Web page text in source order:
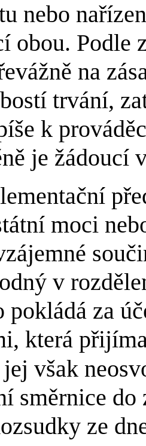
nebo
obou. Podle
na
trvání,
k
je žádoucí
moci
v
pokládá za
která
však
směrnice
ze